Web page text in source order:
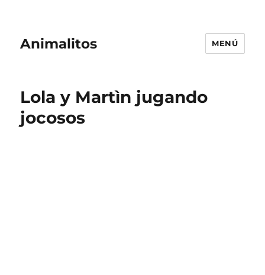
Animalitos MENÚ
Lola y Martìn jugando
jocosos